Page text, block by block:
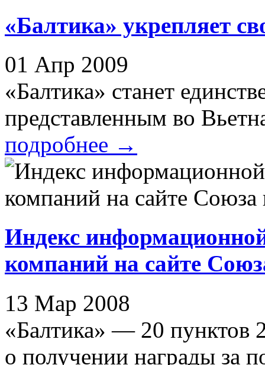
«Балтика» укрепляет
01 Апр 2009
«Балтика» станет
представленным во
подробнее →
Индекс
компаний на сайте
13 Мар 2008
«Балтика» — 20 пунктов
о получении награды за